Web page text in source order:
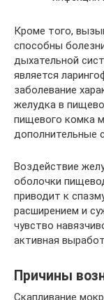
Кроме того,
способны
дыхательной
является
заболевание
желудка в
пищевого комка
дополнительные
Воздействие
оболочки
приводит к
расширением и
чувство
активная
Причины
Скапливание